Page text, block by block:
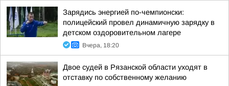
Зарядись энергией по-чемпионски:
полицейский провел динамичную зарядку в
детском оздоровительном лагере
Вчера, 18:20
Двое судей в Рязанской области уходят в
отставку по собственному желанию